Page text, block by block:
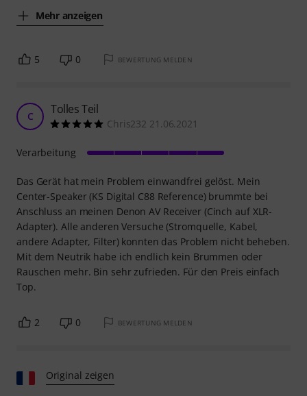
Mehr anzeigen
5 0 BEWERTUNG MELDEN
C Tolles Teil
Chris232 21.06.2021
Das Gerät hat mein Problem einwandfrei gelöst. Mein
Center-Speaker (KS Digital C88 Reference) brummte bei
Anschluss an meinen Denon AV Receiver (Cinch auf XLR-
Adapter). Alle anderen Versuche (Stromquelle, Kabel,
andere Adapter, Filter) konnten das Problem nicht beheben.
Mit dem Neutrik habe ich endlich kein Brummen oder
Rauschen mehr. Bin sehr zufrieden. Für den Preis einfach
Top.
Verarbeitung
2 0 BEWERTUNG MELDEN
Original zeigen